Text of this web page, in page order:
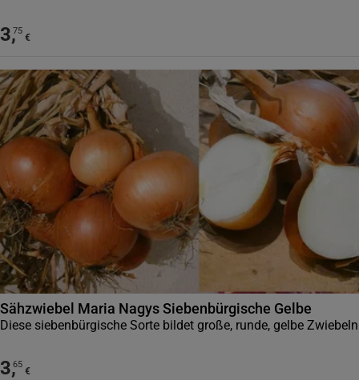
3,75
€
Sähzwiebel Maria Nagys Siebenbürgische Gelbe
Diese siebenbürgische Sorte bildet große, runde, gelbe Zwiebeln
3,65
€